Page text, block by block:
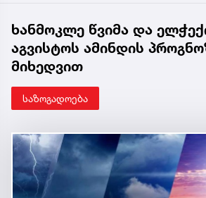
ხანმოკლე წვიმა და
აგვისტოს ამინდის
მიხედვით
საზოგადოება